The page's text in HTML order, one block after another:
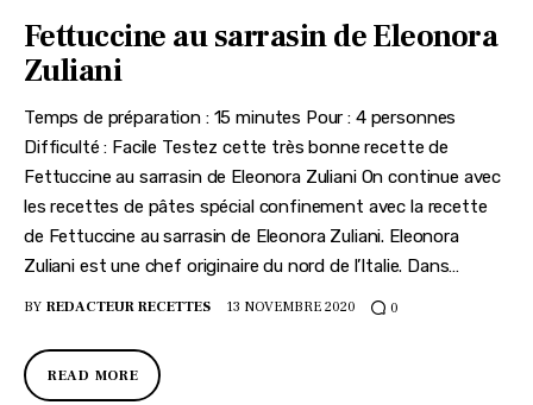
Fettuccine au sarrasin de Eleonora
Zuliani
Temps de préparation : 15 minutes Pour : 4 personnes
Difficulté : Facile Testez cette très bonne recette de
Fettuccine au sarrasin de Eleonora Zuliani On continue avec
les recettes de pâtes spécial confinement avec la recette
de Fettuccine au sarrasin de Eleonora Zuliani. Eleonora
Zuliani est une chef originaire du nord de l’Italie. Dans…
BY REDACTEUR RECETTES 13 NOVEMBRE 2020 0
READ MORE